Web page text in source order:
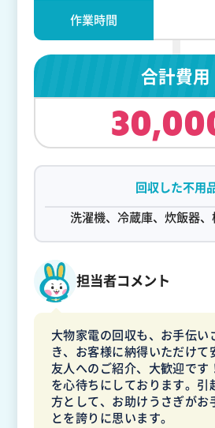
作業時間
合計費用
回収した不用
洗濯機、冷蔵庫、炊飯器
担当者コメント
大物家電の回収も、お手伝い
き、お客様に納得いただけて
友人へのご紹介、大歓迎です
を心待ちにしております。引
方として、お助けうさぎがお
とを誇りに思います。